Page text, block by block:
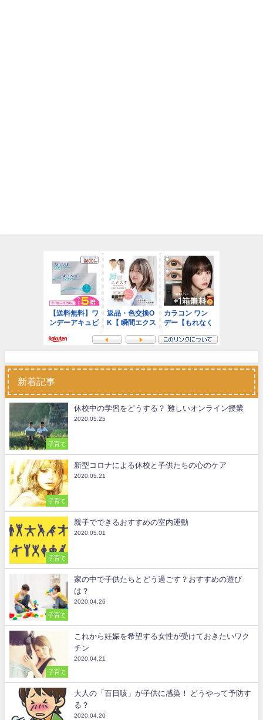
新着記事
子育て
休校中の学習をどうする？ 難しいオンライン授業
2020.05.25
子育て
新型コロナによる休校と子供たちの心のケア
2020.05.21
子育て
親子でできるおすすめの室内運動
2020.05.01
子育て
家の中で子供たちとどう過ごす？おすすめの遊び
は？
2020.04.26
子育て
これから妊娠を希望する女性が受けておきたいワク
チン
2020.04.21
大人の「百日咳」が子供に感染！ どうやって予防す
る？
2020.04.20